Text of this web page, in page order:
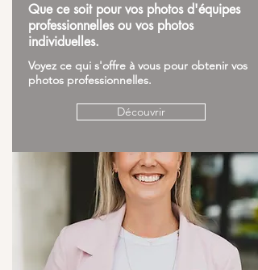
Que ce soit pour vos photos d'équipes
professionnelles ou vos photos
individuelles.
Voyez ce qui s'offre à vous pour obtenir vos
photos professionnelles.
Découvrir